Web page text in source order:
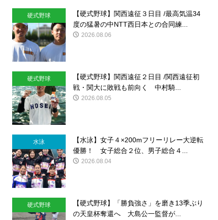
硬式野球
【硬式野球】関西遠征３日目 /最高気温34
度の猛暑の中NTT西日本との合同練...
2026.08.06
硬式野球
【硬式野球】関西遠征２日目 /関西遠征初
戦・関大に敗戦も前向く 中村騎...
2026.08.05
水泳
【水泳】女子４×200mフリーリレー大逆転
優勝！ 女子総合２位、男子総合４...
2026.08.04
硬式野球
【硬式野球】「勝負強さ」を磨き13季ぶり
の天皇杯奪還へ 大島公一監督が...